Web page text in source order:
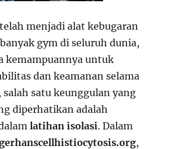
telah menjadi alat kebugaran
gym di seluruh dunia,
kemampuannya untuk
dan keamanan selama
satu keunggulan yang
diperhatikan adalah
latihan isolasi. Dalam
,